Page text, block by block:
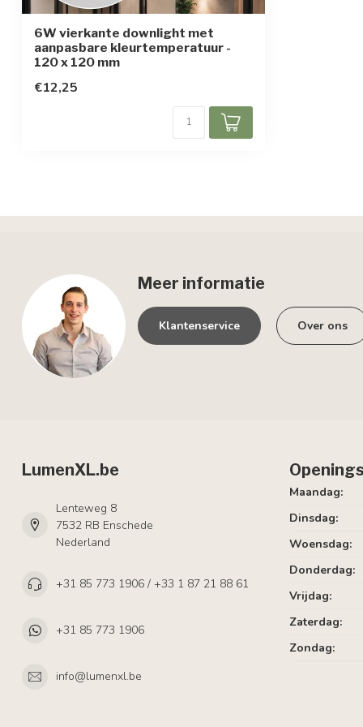
6W vierkante downlight met
aanpasbare kleurtemperatuur -
120 x 120 mm
€12,25
Meer informatie
Klantenservice Over ons
LumenXL.be
Lenteweg 8
7532 RB Enschede
Nederland
+31 85 773 1906 / +33 1 87 21 88 61
+31 85 773 1906
info@lumenxl.be
Maandag:
Dinsdag:
Woensdag:
Donderdag:
Vrijdag:
Zaterdag:
Zondag: